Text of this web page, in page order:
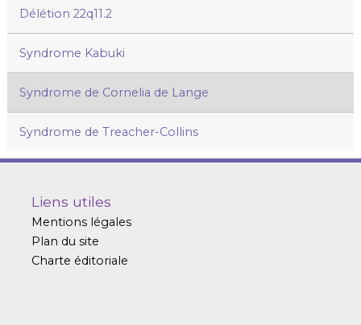
Délétion 22q11.2
Syndrome Kabuki
Syndrome de Cornelia de Lange
Syndrome de Treacher-Collins
Liens utiles
Mentions légales
Plan du site
Charte éditoriale